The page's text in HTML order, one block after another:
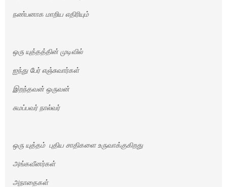
நண்பனாக மாறிய எதிரியும்
ஒரு யுத்தத்தின் முடிவில்
ஐந்து பேர் எஞ்சுவார்கள்
இறந்தவன் ஒருவன்
சுமப்பவர் நால்வர்
ஒரு யுத்தம் புதிய சாதிகளை உருவாக்குகிறது
அங்கவீனர்கள்
அநாதைகள்